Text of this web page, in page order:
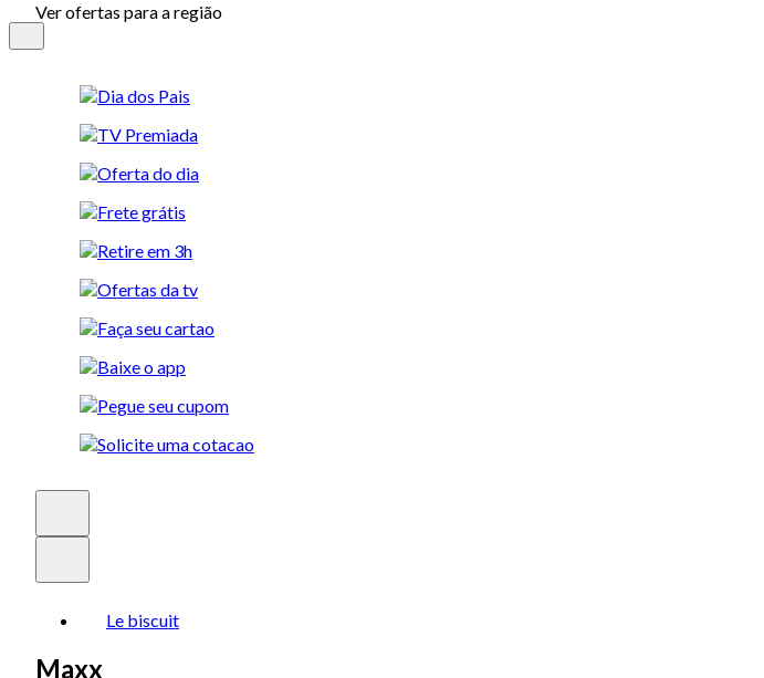
Ver ofertas para a região
Le biscuit
Maxx